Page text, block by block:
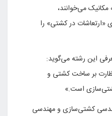
مکانیک می‌خوانند،
در کشتی»‌ را
این رشته می‌گوید:
بر ساخت کشتی و
است.»
کشتی‌سازی و مهندسی